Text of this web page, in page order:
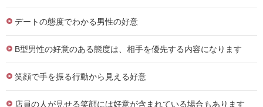
デートの態度でわかる男性の好意
B型男性の好意のある態度は、相手を優先する内容になります
笑顔で手を振る行動から見える好意
店員の人が見せる笑顔には好意が含まれている場合もあります